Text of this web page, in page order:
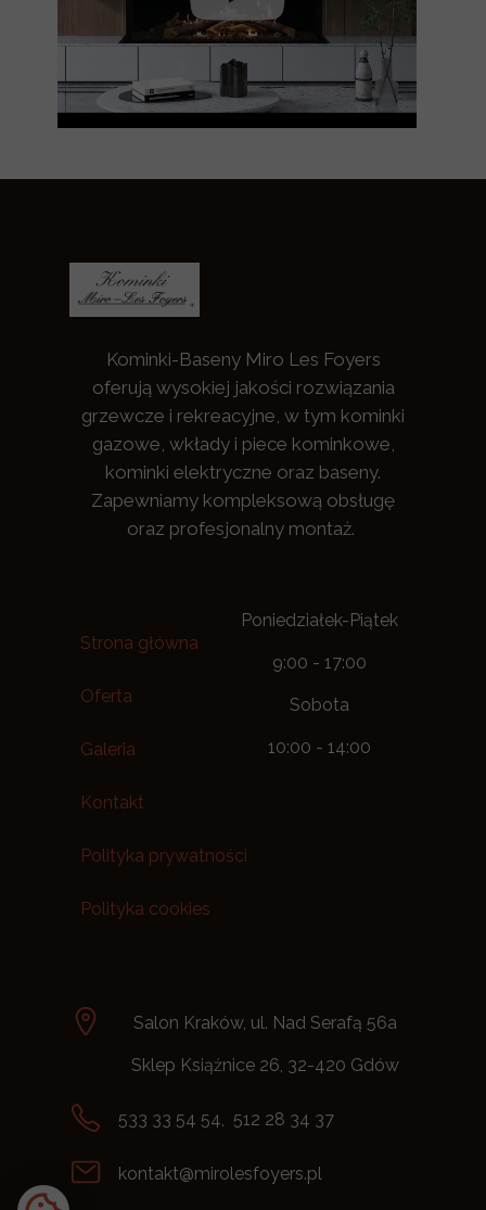
Kominki-Baseny Miro Les Foyers
oferują wysokiej jakości rozwiązania
grzewcze i rekreacyjne, w tym kominki
gazowe, wkłady i piece kominkowe,
kominki elektryczne oraz baseny.
Zapewniamy kompleksową obsługę
oraz profesjonalny montaż.
Strona główna
Oferta
Galeria
Kontakt
Polityka prywatności
Polityka cookies
Poniedziałek-Piątek
9:00 - 17:00
Sobota
10:00 - 14:00
Salon Kraków, ul. Nad Serafą 56a
Sklep Książnice 26, 32-420 Gdów
kontakt@mirolesfoyers.pl
533 33 54 54, 512 28 34 37